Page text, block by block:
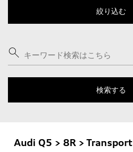
Audi Q5 > 8R > Transport